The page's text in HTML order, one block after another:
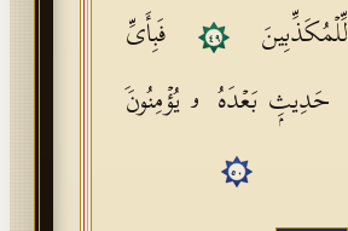
لِّلۡمُكَذِّبِینَ
٤٩
فَبِأَیِّ
حَدِیثِۭ بَعۡدَهُۥ یُؤۡمِنُونَ
٥٠